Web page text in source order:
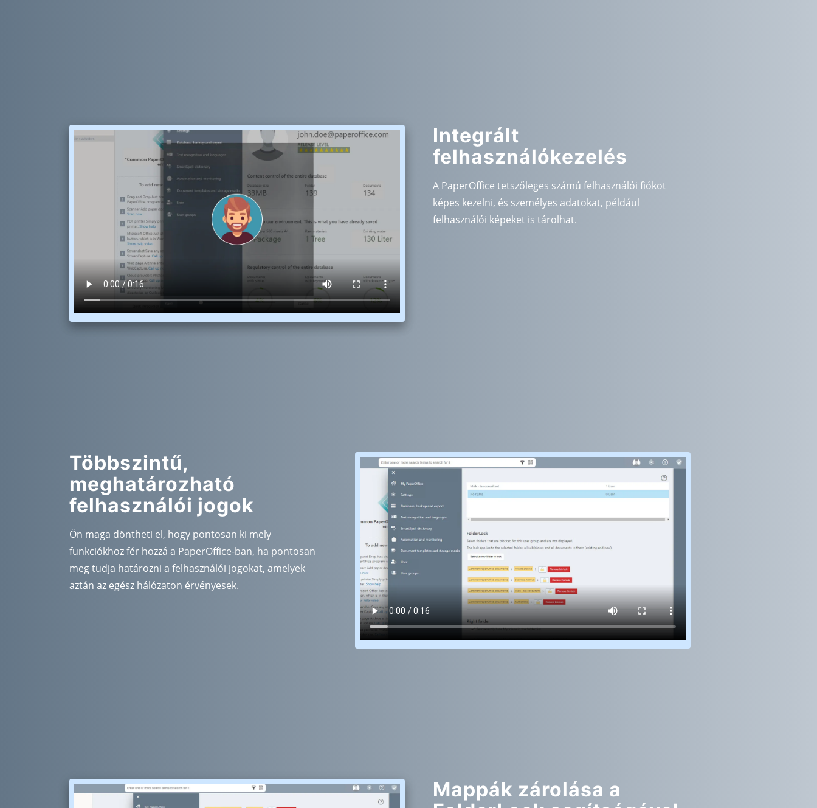
Integrált
felhasználókezelés
A PaperOffice tetszőleges számú felhasználói fiókot
képes kezelni, és személyes adatokat, például
felhasználói képeket is tárolhat.
Többszintű,
meghatározható
felhasználói jogok
Ön maga döntheti el, hogy pontosan ki mely
funkciókhoz fér hozzá a PaperOffice-ban, ha pontosan
meg tudja határozni a felhasználói jogokat, amelyek
aztán az egész hálózaton érvényesek.
Mappák zárolása a